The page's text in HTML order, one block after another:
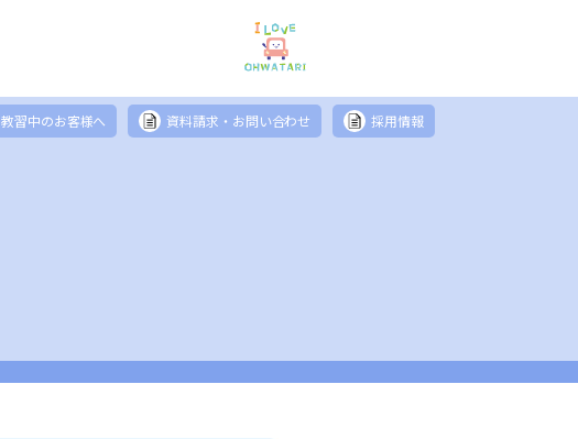
教習中のお客様へ 資料請求・お問い合わせ 採用情報